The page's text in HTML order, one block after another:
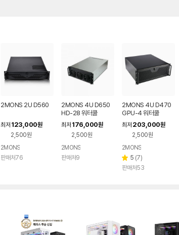
2MONS 2U D560
최저 123,000원
2,500원
2MONS
판매처76
2MONS 4U D650
HD-28 워터쿨
최저 176,000원
2,500원
2MONS
판매처9
2MONS 4U D470
GPU-4 워터쿨
최저 203,000원
2,500원
2MONS
별
점
5 리
뷰
(7)
판매처53